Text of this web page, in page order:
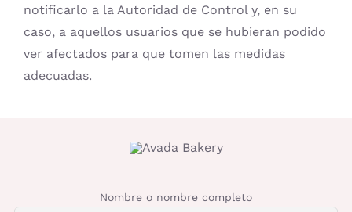
notificarlo a la Autoridad de Control y, en su
caso, a aquellos usuarios que se hubieran podido
ver afectados para que tomen las medidas
adecuadas.
Nombre o nombre completo